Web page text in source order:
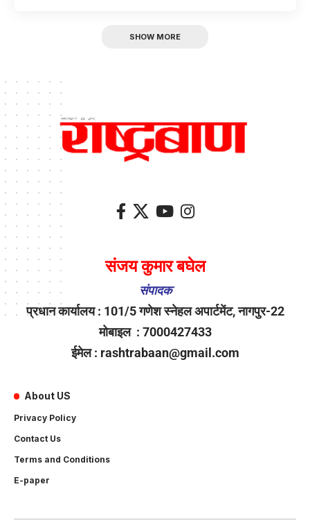
SHOW MORE
संजय कुमार बघेल
संपादक
प्रधान कार्यालय : 101/5 गणेश स्नेहल अपार्टमेंट, नागपुर-22
मोबाइल : 7000427433
ईमेल : rashtrabaan@gmail.com
About US
Privacy Policy
Contact Us
Terms and Conditions
E-paper